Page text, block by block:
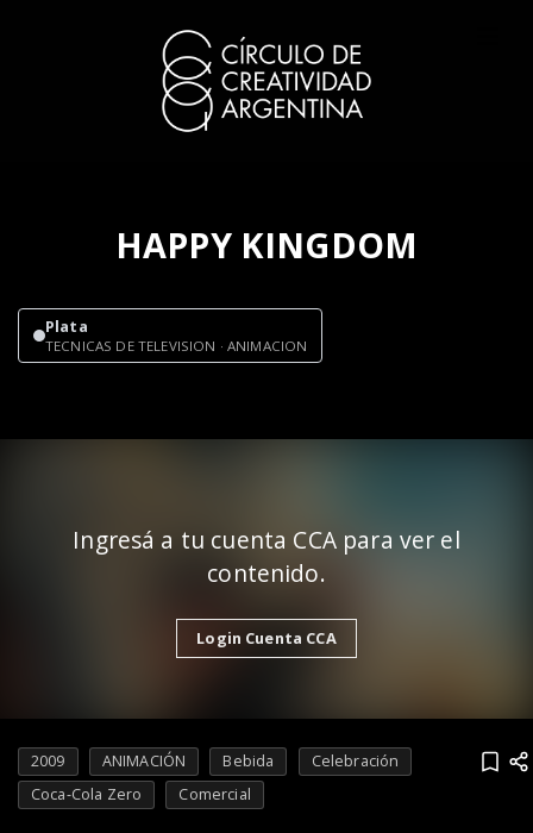
HAPPY KINGDOM
Plata
TECNICAS DE TELEVISION · ANIMACION
Ingresá a tu cuenta CCA para ver el
contenido.
Login Cuenta CCA
2009 ANIMACIÓN Bebida
Celebración
Coca-Cola Zero
Comercial